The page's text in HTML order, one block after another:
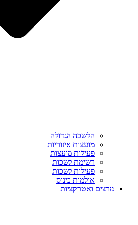
הלשכה הגדולה
מועצות איזוריות
פעילות מועצות
רשימת לשכות
פעילות לשכות
אולמות כינוס
מרצים ואטרקציות